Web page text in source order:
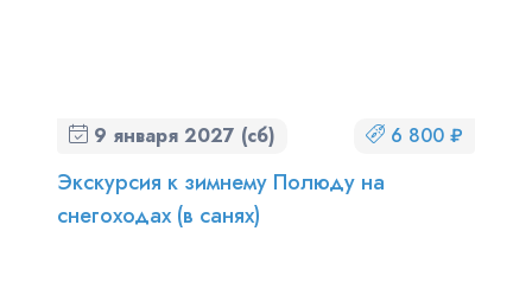
9 января 2027 (сб) 6 800 ₽
Экскурсия к зимнему Полюду на
снегоходах (в санях)